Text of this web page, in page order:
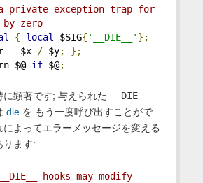
private exception trap for
zero
{ local $SIG{ '__DIE__' };
= $x / $y;
};
$@ if $@;
に顕著です; 与えられた
__DIE__
dieを もう一度呼び出すことがで
によってエラーメッセージを変える
ります:
hooks may modify